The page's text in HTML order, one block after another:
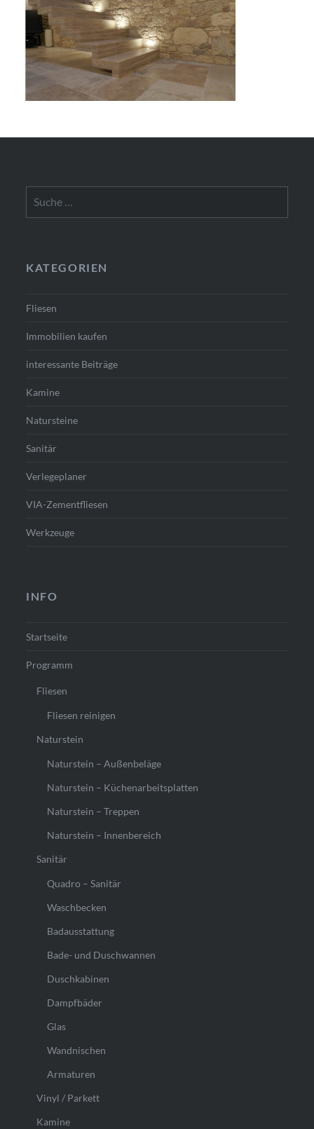
nach:
KATEGORIEN
Fliesen
Immobilien kaufen
interessante Beiträge
Kamine
Natursteine
Sanitär
Verlegeplaner
VIA-Zementfliesen
Werkzeuge
INFO
Startseite
Programm
Fliesen
Fliesen reinigen
Naturstein
Naturstein – Außenbeläge
Naturstein – Küchenarbeitsplatten
Naturstein – Treppen
Naturstein – Innenbereich
Sanitär
Quadro – Sanitär
Waschbecken
Badausstattung
Bade- und Duschwannen
Duschkabinen
Dampfbäder
Glas
Wandnischen
Armaturen
Vinyl / Parkett
Kamine